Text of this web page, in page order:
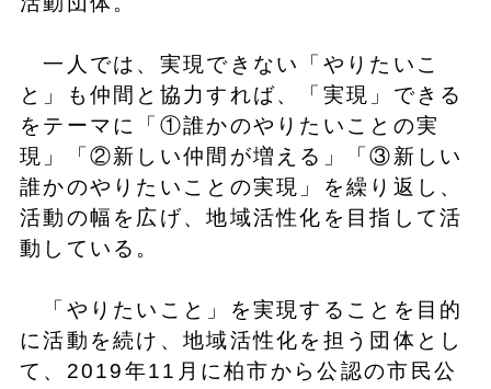
一人では、実現できない「やりたいこ
と」も仲間と協力すれば、「実現」できる
をテーマに「①誰かのやりたいことの実
現」「②新しい仲間が増える」「③新しい
誰かのやりたいことの実現」を繰り返し、
活動の幅を広げ、地域活性化を目指して活
動している。
「やりたいこと」を実現することを目的
に活動を続け、地域活性化を担う団体とし
て、2019年11月に柏市から公認の市民公